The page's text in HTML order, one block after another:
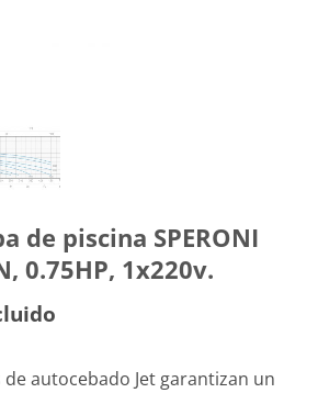
de piscina SPERONI
0.75HP, 1x220v.
autocebado Jet garantizan un